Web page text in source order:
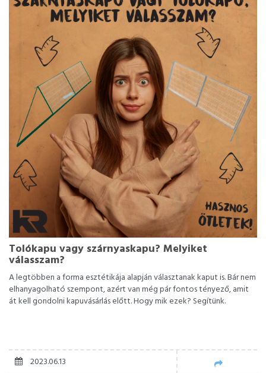
Tolókapu vagy szárnyaskapu? Melyiket
válasszam?
A legtöbben a forma esztétikája alapján választanak kaput is. Bár nem
elhanyagolható szempont, azért van még pár fontos tényező, amit
át kell gondolni kapuvásárlás előtt. Hogy mik ezek? Segítünk.
2023.06.13